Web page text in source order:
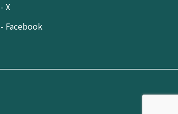
- X
- Facebook